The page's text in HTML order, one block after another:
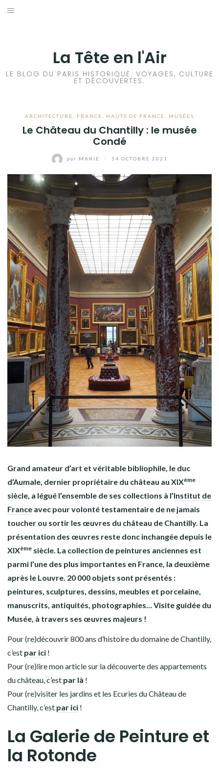
Aller
La Tête en l'Air
LE BLOG DU PARIS HISTORIQUE. VOYAGES, CULTURE
ET DÉCOUVERTES.
ARCHITECTURE FRANCE HAUTS DE FRANCE MUSÉES
Le Château du Chantilly : le musée
Condé
par MARIE 14 OCTOBRE 2021
Grand amateur d’art et véritable bibliophile, le duc
d’Aumale, dernier propriétaire du château au XIXème
siècle, a légué l’ensemble de ses collections à l’Institut de
France avec pour volonté testamentaire de ne jamais
toucher ou sortir les œuvres du château de Chantilly. La
présentation des œuvres reste donc inchangée depuis le
XIXème siècle. La collection de peintures anciennes est
parmi l’une des plus importantes en France, la deuxième
après le Louvre. 20 000 objets sont présentés :
peintures, sculptures, dessins, meubles et porcelaine,
manuscrits, antiquités, photographies… Visite guidée du
Musée, à travers ses œuvres majeurs !
Pour (re)découvrir 800 ans d’histoire du domaine de Chantilly,
c’est par ici !
Pour (re)lire mon article sur la découverte des appartements
du château, c’est par là !
Pour (re)visiter les jardins et les Ecuries du Château de
Chantilly, c’est par ici !
La Galerie de Peinture et
la Rotonde
HISTOIRES EN ILE DE FRANCE